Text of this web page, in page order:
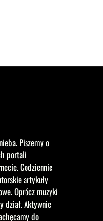
Piszemy o
portali
Codziennie
artykuły i
Oprócz muzyki
dział. Aktywnie
do